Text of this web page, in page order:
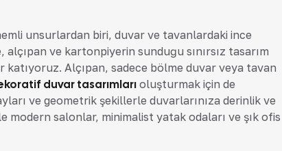
unsurlardan biri, duvar ve tavanlardaki ince
ve kartonpiyerin sunduğu sınırsız tasarım
katıyoruz. Alçıpan, sadece bölme duvar veya tavan
duvar tasarımlarıoluşturmak için de
ve geometrik şekillerle duvarlarınıza derinlik ve
salonlar, minimalist yatak odaları ve şık ofis